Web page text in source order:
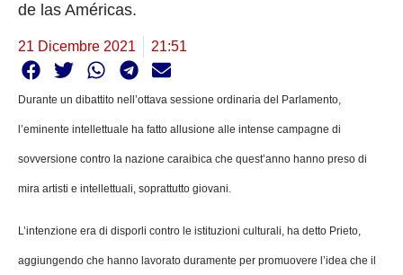
de las Américas.
21 Dicembre 2021 21:51
Durante un dibattito nell’ottava sessione ordinaria del Parlamento,
l’eminente intellettuale ha fatto allusione alle intense campagne di
sovversione contro la nazione caraibica che quest’anno hanno preso di
mira artisti e intellettuali, soprattutto giovani.
L’intenzione era di disporli contro le istituzioni culturali, ha detto Prieto,
aggiungendo che hanno lavorato duramente per promuovere l’idea che il